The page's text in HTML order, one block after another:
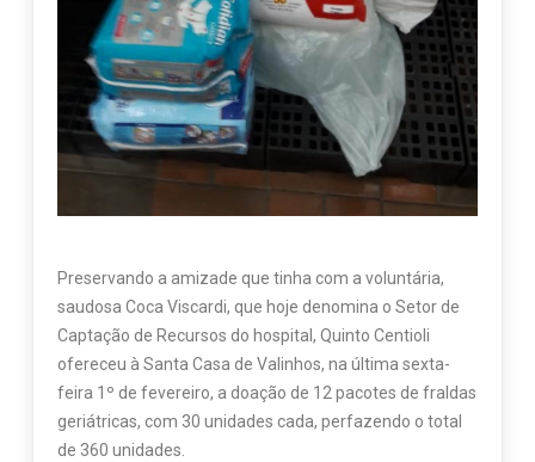
Preservando a amizade que tinha com a voluntária,
saudosa Coca Viscardi, que hoje denomina o Setor de
Captação de Recursos do hospital, Quinto Centioli
ofereceu à Santa Casa de Valinhos, na última sexta-
feira 1º de fevereiro, a doação de 12 pacotes de fraldas
geriátricas, com 30 unidades cada, perfazendo o total
de 360 unidades.